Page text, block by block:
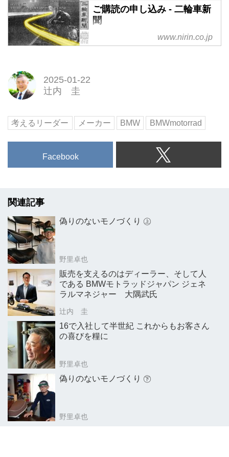
ご購読の申し込み - 二輪車新
聞
www.nirin.co.jp
2025-01-22
辻内 圭
考えるリーダー メーカー BMW BMWmotorrad
Facebook
関連記事
偽りのないモノづくり ㊤
野里卓也
販売を支えるのはディーラー、そして人
である BMWモトラッドジャパン ジェネ
ラルマネジャー 大隅武氏
辻内 圭
16で入社して半世紀 これからもお客さん
の喜びを糧に
野里卓也
偽りのないモノづくり ㊦
野里卓也